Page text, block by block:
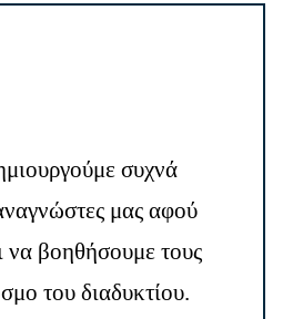
συχνά
μας αφού
να βοηθήσουμε τους
του διαδυκτίου.